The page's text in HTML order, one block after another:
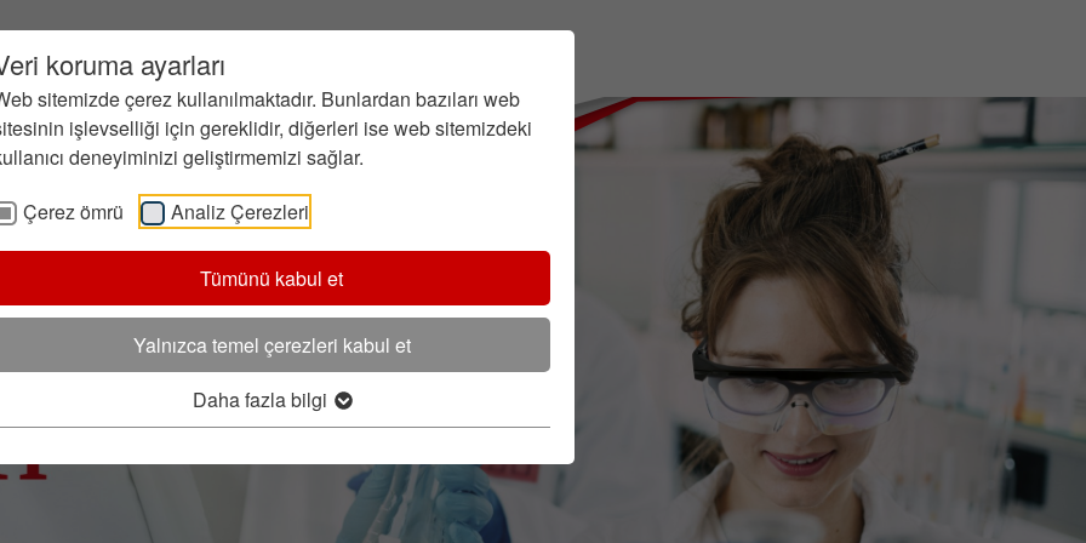
koruma ayarları
sitemizde çerez kullanılmaktadır. Bunlardan bazıları web
işlevselliği için gereklidir, diğerleri ise web sitemizdeki
deneyiminizi geliştirmemizi sağlar.
Çerez ömrü
Analiz Çerezleri
Tümünü kabul et
Yalnızca temel çerezleri kabul et
Daha fazla bilgi